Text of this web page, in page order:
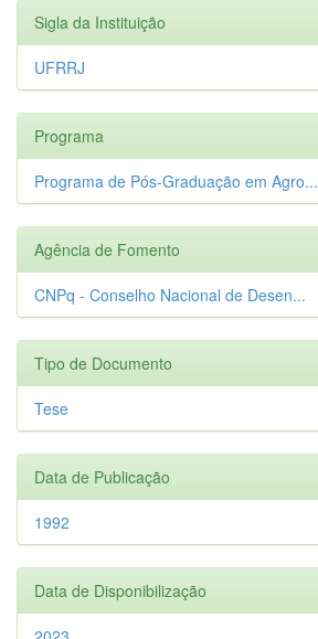
Sigla da Instituição
UFRRJ
Programa
Programa de Pós-Graduação em Agro...
Agência de Fomento
CNPq - Conselho Nacional de Desen...
Tipo de Documento
Tese
Data de Publicação
1992
Data de Disponibilização